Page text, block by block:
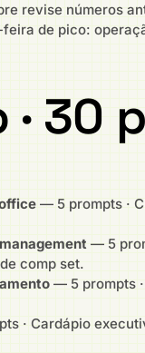
revise números
de pico:
· 30
— 5 prompts ·
— 5
comp set.
— 5 prompts
· Cardápio